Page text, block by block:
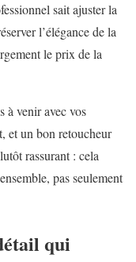
sait ajuster la
l’élégance de la
le prix de la
à venir avec vos
et un bon retoucheur
rassurant : cela
pas seulement
qui